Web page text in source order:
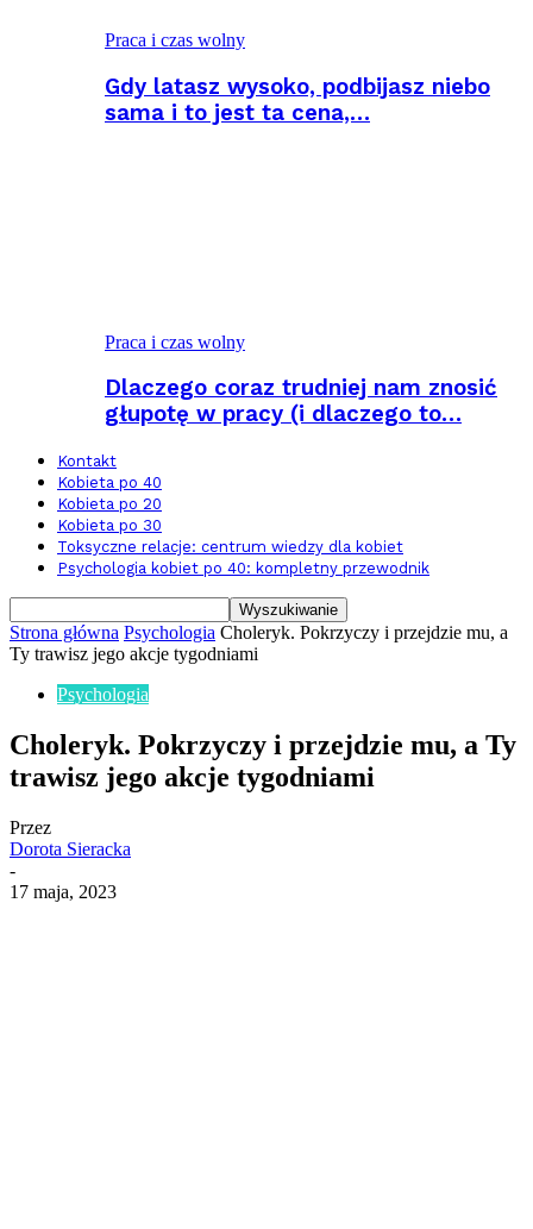
Praca i czas wolny
Gdy latasz wysoko, podbijasz niebo
sama i to jest ta cena,…
Praca i czas wolny
Dlaczego coraz trudniej nam znosić
głupotę w pracy (i dlaczego to…
Kontakt
Kobieta po 40
Kobieta po 20
Kobieta po 30
Toksyczne relacje: centrum wiedzy dla kobiet
Psychologia kobiet po 40: kompletny przewodnik
Strona główna Psychologia Choleryk. Pokrzyczy i przejdzie mu, a
Ty trawisz jego akcje tygodniami
Psychologia
Choleryk. Pokrzyczy i przejdzie mu, a Ty
trawisz jego akcje tygodniami
Przez
Dorota Sieracka
-
17 maja, 2023